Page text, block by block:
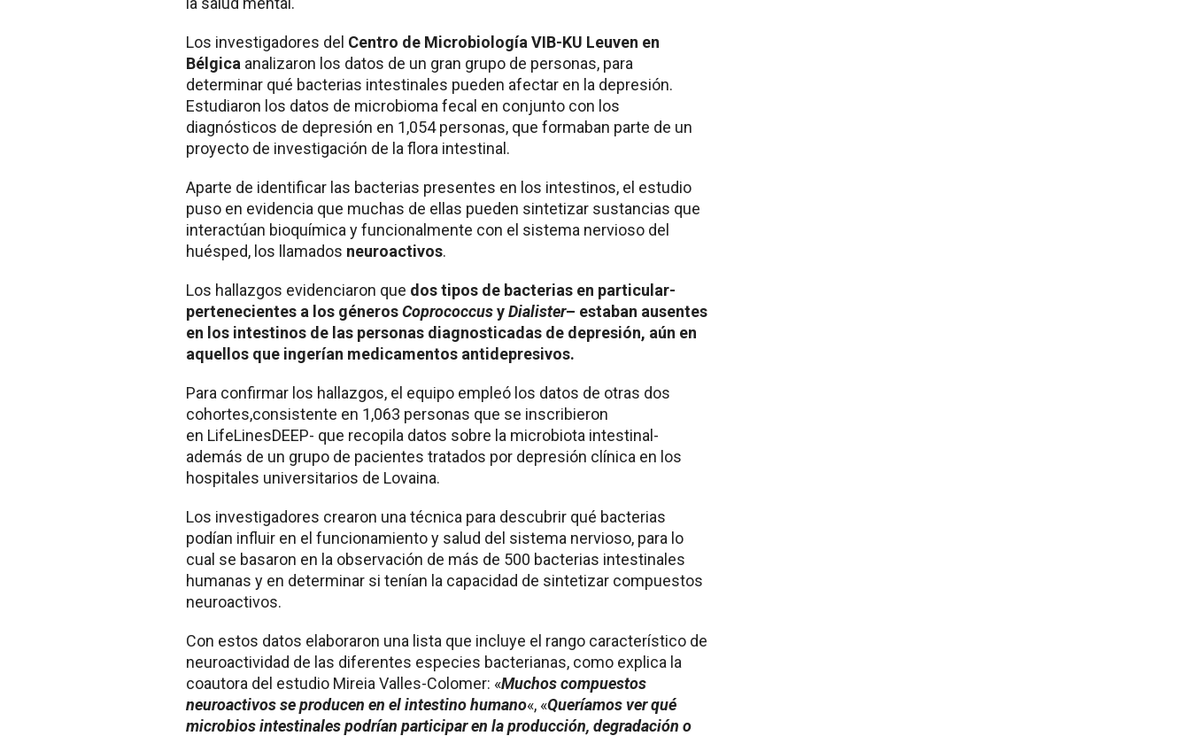
Los investigadores del Centro de Microbiología VIB-KU Leuven en
Bélgica analizaron los datos de un gran grupo de personas, para
determinar qué bacterias intestinales pueden afectar en la depresión.
Estudiaron los datos de microbioma fecal en conjunto con los
diagnósticos de depresión en 1,054 personas, que formaban parte de un
proyecto de investigación de la flora intestinal.
Aparte de identificar las bacterias presentes en los intestinos, el estudio
puso en evidencia que muchas de ellas pueden sintetizar sustancias que
interactúan bioquímica y funcionalmente con el sistema nervioso del
huésped, los llamados neuroactivos.
Los hallazgos evidenciaron que dos tipos de bacterias en particular-
pertenecientes a los génerosCoprococcusyDialister– estaban ausentes
en los intestinos de las personas diagnosticadas de depresión, aún en
aquellos que ingerían medicamentos antidepresivos.
Para confirmar los hallazgos, el equipo empleó los datos de otras dos
cohortes,consistente en 1,063 personas que se inscribieron
en LifeLinesDEEP- que recopila datos sobre la microbiota intestinal-
además de un grupo de pacientes tratados por depresión clínica en los
hospitales universitarios de Lovaina.
Los investigadores crearon una técnica para descubrir qué bacterias
podían influir en el funcionamiento y salud del sistema nervioso, para lo
cual se basaron en la observación de más de 500 bacterias intestinales
humanas y en determinar si tenían la capacidad de sintetizar compuestos
neuroactivos.
Con estos datos elaboraron ​​una lista que incluye el rango característico de
neuroactividad de las diferentes especies bacterianas, como explica la
coautora del estudio Mireia Valles-Colomer: «Muchos compuestos
neuroactivos se producen en el intestino humano«, «Queríamos ver qué
microbios intestinales podrían participar en la producción, degradación o